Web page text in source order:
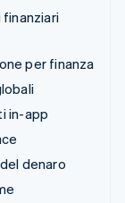
per finanza
in-app
denaro